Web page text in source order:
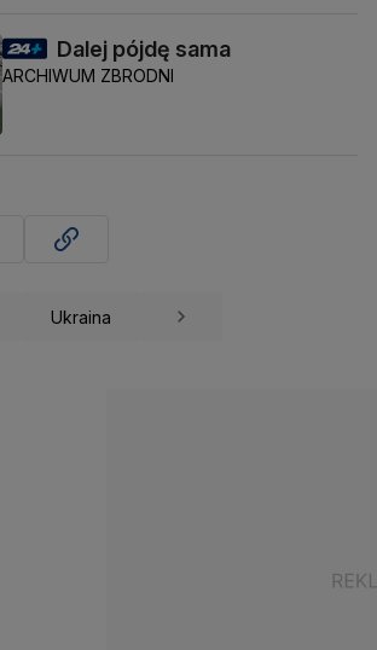
Dalej pójdę sama
ARCHIWUM ZBRODNI
Ukraina